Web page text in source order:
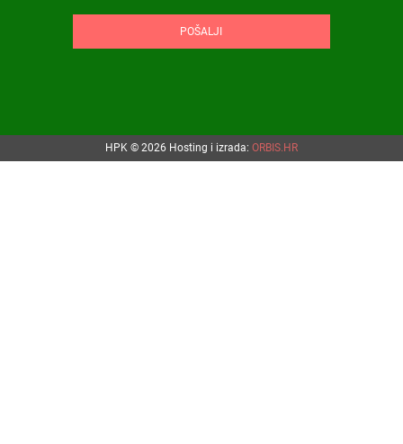
POŠALJI
HPK © 2026 Hosting i izrada: ORBIS.HR